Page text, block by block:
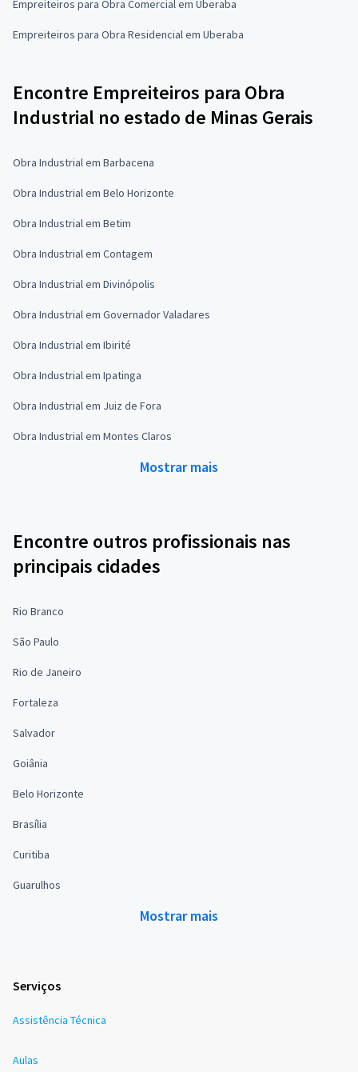
Empreiteiros para Obra Comercial em Uberaba
Empreiteiros para Obra Residencial em Uberaba
Encontre Empreiteiros para Obra
Industrial no estado de Minas Gerais
Obra Industrial em Barbacena
Obra Industrial em Belo Horizonte
Obra Industrial em Betim
Obra Industrial em Contagem
Obra Industrial em Divinópolis
Obra Industrial em Governador Valadares
Obra Industrial em Ibirité
Obra Industrial em Ipatinga
Obra Industrial em Juiz de Fora
Obra Industrial em Montes Claros
Mostrar mais
Encontre outros profissionais nas
principais cidades
Rio Branco
São Paulo
Rio de Janeiro
Fortaleza
Salvador
Goiânia
Belo Horizonte
Brasília
Curitiba
Guarulhos
Mostrar mais
Serviços
Assistência Técnica
Aulas